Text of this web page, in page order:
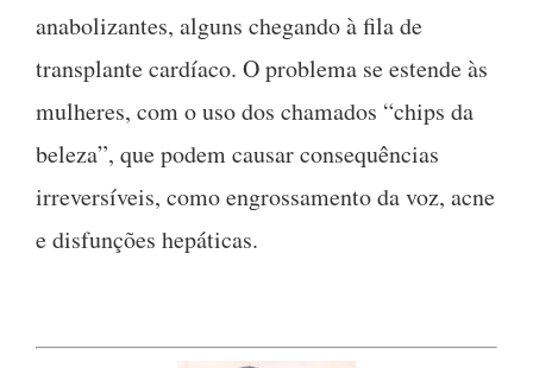
anabolizantes, alguns chegando à fila de
transplante cardíaco. O problema se estende às
mulheres, com o uso dos chamados “chips da
beleza”, que podem causar consequências
irreversíveis, como engrossamento da voz, acne
e disfunções hepáticas.